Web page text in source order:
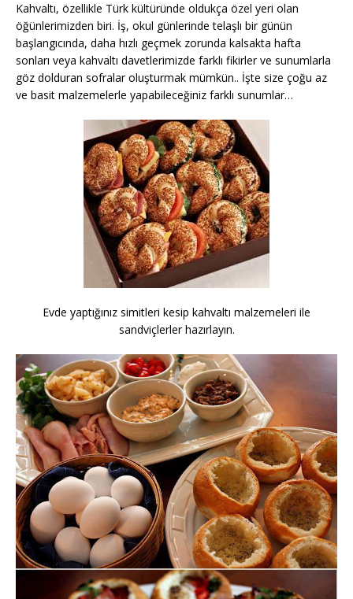
Kahvaltı, özellikle Türk kültüründe oldukça özel yeri olan
öğünlerimizden biri. İş, okul günlerinde telaşlı bir günün
başlangıcında, daha hızlı geçmek zorunda kalsakta hafta
sonları veya kahvaltı davetlerimizde farklı fikirler ve sunumlarla
göz dolduran sofralar oluşturmak mümkün.. İşte size çoğu az
ve basit malzemelerle yapabileceğiniz farklı sunumlar…
Evde yaptığınız simitleri kesip kahvaltı malzemeleri ile
sandviçlerler hazırlayın.